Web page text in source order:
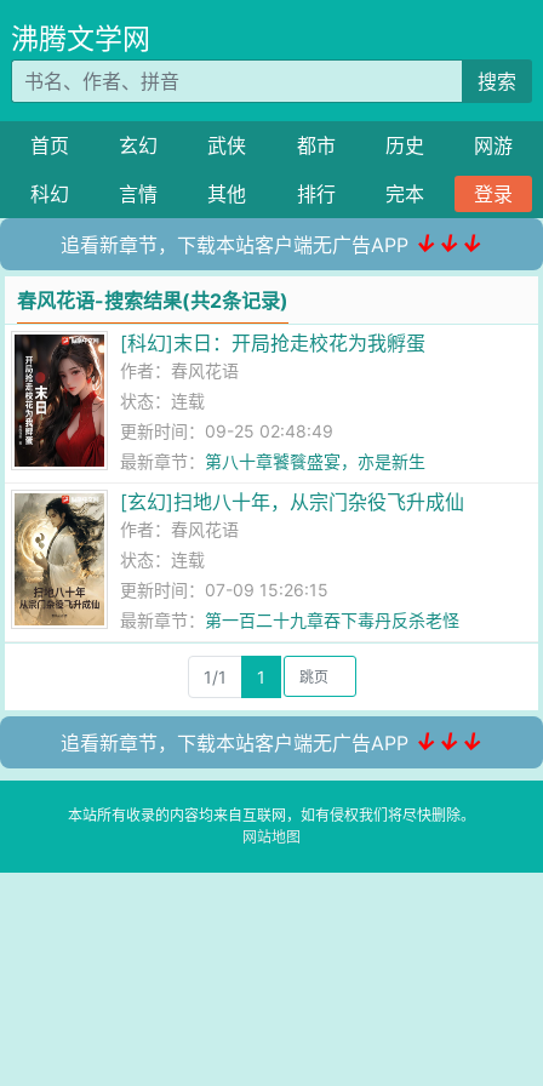
沸腾文学网
搜索
首页 玄幻 武侠 都市 历史
网游
科幻
言情 其他 排行 完本 登录
追看新章节，下载本站客户端无广告APP ↓↓↓
春风花语-搜索结果(共2条记录)
[科幻]末日：开局抢走校花为我孵蛋
作者： 春风花语
状态：连载
更新时间：09-25 02:48:49
最新章节：第八十章饕餮盛宴，亦是新生
[玄幻]扫地八十年，从宗门杂役飞升成仙
作者： 春风花语
状态：连载
更新时间：07-09 15:26:15
最新章节：第一百二十九章吞下毒丹反杀老怪
1/1 1
追看新章节，下载本站客户端无广告APP ↓↓↓
本站所有收录的内容均来自互联网，如有侵权我们将尽快删除。
网站地图